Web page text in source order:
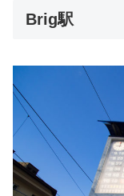
Brig駅